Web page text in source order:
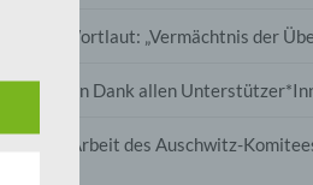
Im Wortlaut: „Vermächtnis der
Vielen Dank allen
Zur Arbeit des Auschwitz-